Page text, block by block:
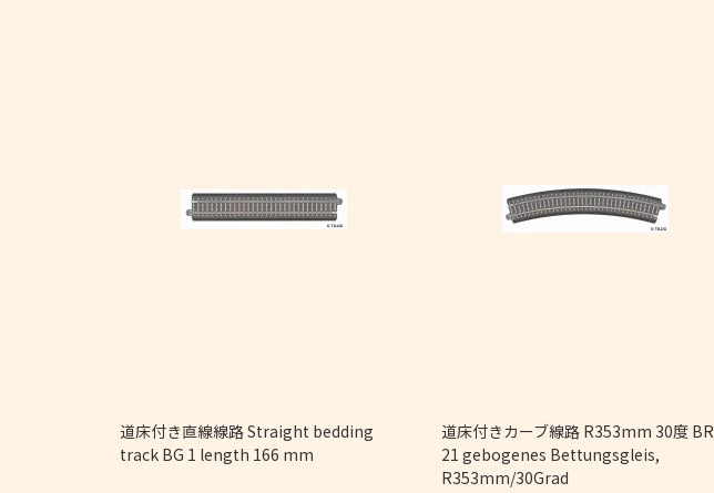
道床付き直線線路 Straight bedding
track BG 1 length 166 mm
道床付きカーブ線路 R353mm 30度 BR
21 gebogenes Bettungsgleis,
R353mm/30Grad